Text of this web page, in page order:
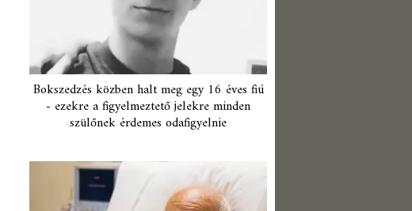
Bokszedzés közben halt meg egy 16 éves fiú
- ezekre a figyelmeztető jelekre minden
szülőnek érdemes odafigyelnie